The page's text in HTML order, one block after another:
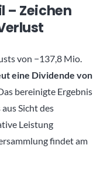
– Zeichen
von −137,8 Mio.
eine Dividende von
bereinigte Ergebnis
aus Sicht des
Leistung
findet am